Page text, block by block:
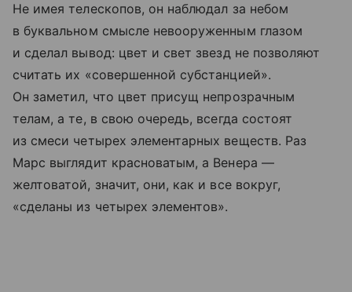
Не имея телескопов, он наблюдал за небом
в буквальном смысле невооруженным глазом
и сделал вывод: цвет и свет звезд не позволяют
считать их «совершенной субстанцией».
Он заметил, что цвет присущ непрозрачным
телам, а те, в свою очередь, всегда состоят
из смеси четырех элементарных веществ. Раз
Марс выглядит красноватым, а Венера —
желтоватой, значит, они, как и все вокруг,
«сделаны из четырех элементов».